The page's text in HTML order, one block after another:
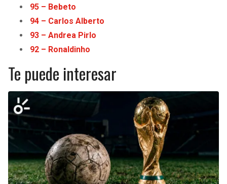
95 – Bebeto
94 – Carlos Alberto
93 – Andrea Pirlo
92 – Ronaldinho
Te puede interesar